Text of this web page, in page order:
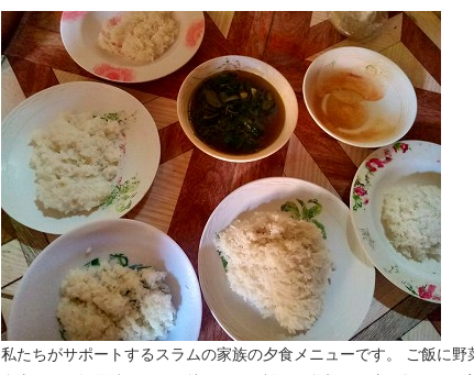
私たちがサポートするスラムの家族の夕食メニューです。 ご飯に